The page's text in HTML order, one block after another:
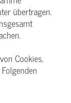
übertragen.
Cookies,